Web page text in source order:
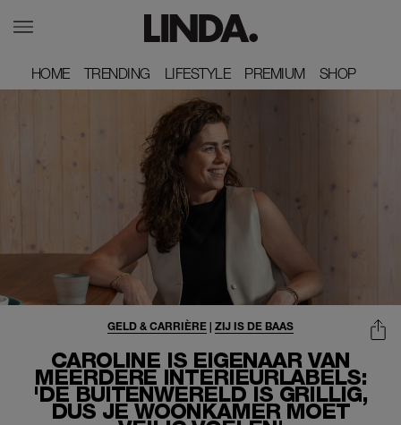
HOME
HOME TRENDING
TRENDING LIFESTYLE
LIFESTYLE PREMIUM
PREMIUM SHOP
SHOP
CAROLINE IS EIGENAAR VAN
MEERDERE INTERIEURLABELS:
'DE BUITENWERELD IS GRILLIG,
DUS JE WOONKAMER MOET
GELD & CARRIÈRE | ZIJ IS DE BAAS